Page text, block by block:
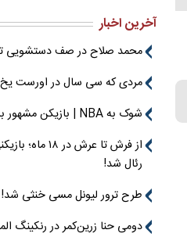
آخرین اخبار
محمد صلاح در صف دستشویی
مردی که سی سال در اورست یخ
شوک به NBA | بازیکن مشهور بسکتبال اوردوز کرد!
از فرش تا عرش
رئال شد!
طرح ترور لیونل مسی خنثی شد!
دومی حنا زرین‌کمر در رنکینگ